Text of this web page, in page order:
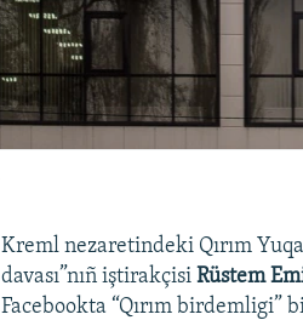
Kreml nezaretindeki Qırım
davası”nıñ iştirakçisi Rüstem
Facebookta “Qırım birdemligi”